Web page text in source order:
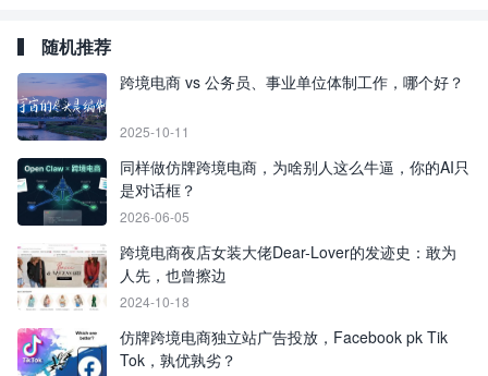
随机推荐
跨境电商 vs 公务员、事业单位体制工作，哪个好？
2025-10-11
同样做仿牌跨境电商，为啥别人这么牛逼，你的AI只
是对话框？
2026-06-05
跨境电商夜店女装大佬Dear-Lover的发迹史：敢为
人先，也曾擦边
2024-10-18
仿牌跨境电商独立站广告投放，Facebook pk Tik
Tok，孰优孰劣？